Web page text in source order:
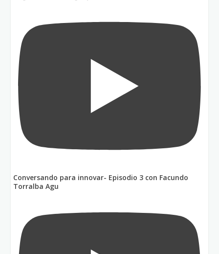
Conversando para innovar- Episodio 3 con Facundo
Torralba Agu